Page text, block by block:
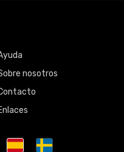
nosotros